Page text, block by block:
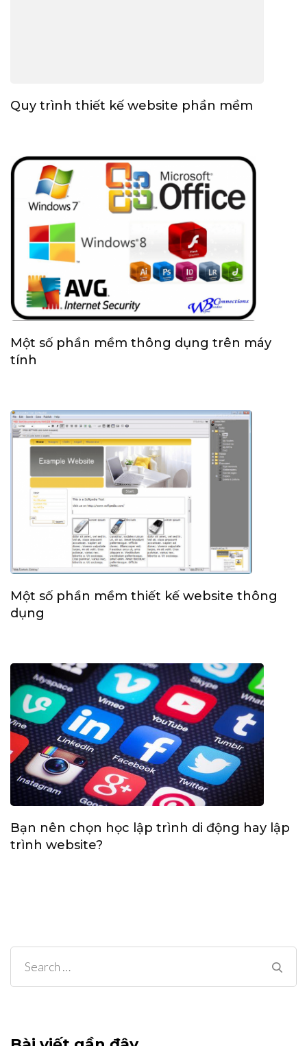
Quy trình thiết kế website phần mềm
Một số phần mềm thông dụng trên máy
tính
Một số phần mềm thiết kế website thông
dụng
Bạn nên chọn học lập trình di động hay lập
trình website?
Search
for: